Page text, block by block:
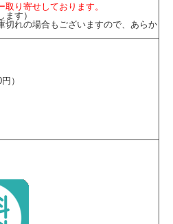
取り寄せしております。
ます）
切れの場合もございますので、あらか
）